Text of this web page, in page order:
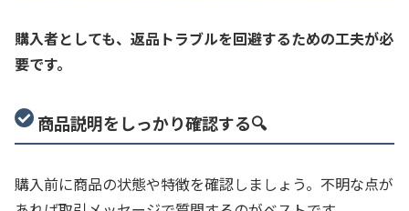
購入者としても、返品トラブルを回避するための工夫が必
要です。
商品説明をしっかり確認する🔍
購入前に商品の状態や特徴を確認しましょう。不明な点が